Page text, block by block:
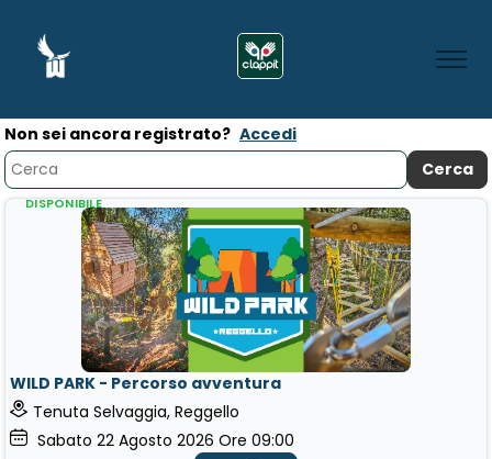
Non sei ancora registrato? Accedi
WILD PARK - Percorso avventura
Tenuta Selvaggia, Reggello
Sabato 22 Agosto 2026 Ore 09:00
DISPONIBILE